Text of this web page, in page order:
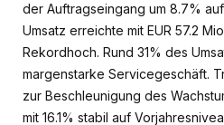
der Auftragseingang um 8.7%
Umsatz erreichte mit EUR 57.2
Rekordhoch. Rund 31% des
margenstarke Servicegeschäft.
zur Beschleunigung des
mit 16.1% stabil auf